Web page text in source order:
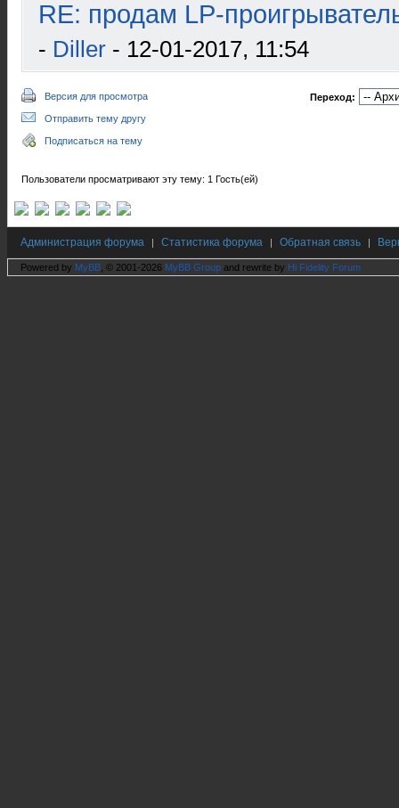
RE: продам LP-
- Diller - 12-01-2017, 11:54
Версия для просмотра
Отправить тему другу
Подписаться на тему
Переход:
Пользователи просматривают эту тему: 1 Гость(ей)
Администрация форума | Статистика форума | Обратная связь |
Powered by MyBB , © 2001-2026 MyBB Group and rewrite by Hi Fidelity Forum